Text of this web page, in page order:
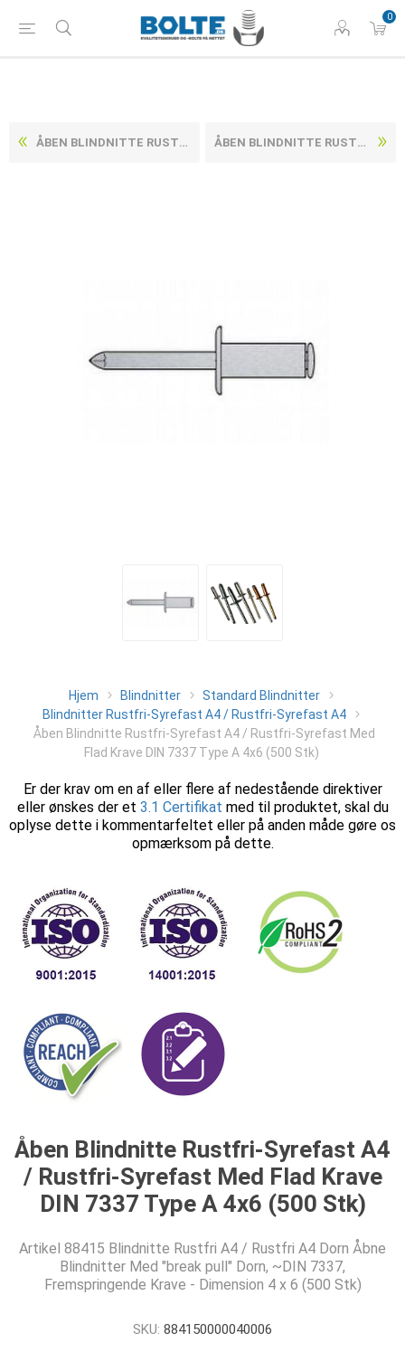
0
ÅBEN BLINDNITTE RUSTFRI-SYREFAST A4 / RUSTFRI-SYREFAST MED FLAD KRAVE DIN 7337 TYPE A 4X16 (500 STK) ÅBEN BLINDNITTE RUSTFRI-SYREFAST A4 / RUSTFRI-SYREFAST MED FLAD KRAVE DIN 7337 TYPE A 4X8 (500 STK)
Hjem Blindnitter
Standard Blindnitter
Blindnitter Rustfri-Syrefast A4 / Rustfri-Syrefast A4
Åben Blindnitte Rustfri-Syrefast A4 / Rustfri-Syrefast Med
Flad Krave DIN 7337 Type A 4x6 (500 Stk)
Er der krav om en af eller flere af nedestående direktiver
eller ønskes der et 3.1 Certifikat med til produktet, skal du
oplyse dette i kommentarfeltet eller på anden måde gøre os
opmærksom på dette.
Åben Blindnitte Rustfri-Syrefast A4
/ Rustfri-Syrefast Med Flad Krave
DIN 7337 Type A 4x6 (500 Stk)
Artikel 88415 Blindnitte Rustfri A4 / Rustfri A4 Dorn Åbne
Blindnitter Med "break pull" Dorn, ~DIN 7337,
Fremspringende Krave - Dimension 4 x 6 (500 Stk)
SKU: 884150000040006